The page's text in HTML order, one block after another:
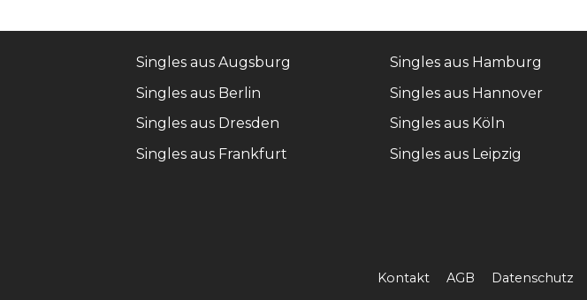
Singles aus Augsburg
Singles aus Berlin
Singles aus Dresden
Singles aus Frankfurt
Singles aus Hamburg
Singles aus Hannover
Singles aus Köln
Singles aus Leipzig
Kontakt AGB Datenschutz